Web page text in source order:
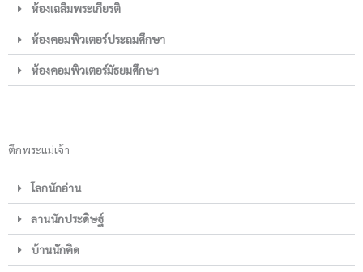
ห้องเฉลิมพระเกียรติ
ห้องคอมพิวเตอร์ประถมศึกษา
ห้องคอมพิวเตอร์มัธยมศึกษา
ตึกพระแม่เจ้า
โลกนักอ่าน
ลานนักประดิษฐ์
บ้านนักคิด